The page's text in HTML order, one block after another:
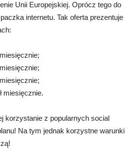
Unii Europejskiej. Oprócz tego do
internetu. Tak oferta prezentuje
miesięcznie.
korzystanie z popularnych social
Na tym jednak korzystne warunki